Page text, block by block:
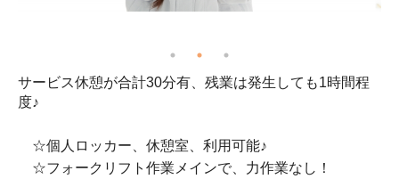
サービス休憩が合計30分有、残業は発生しても1時間程
度♪
☆個人ロッカー、休憩室、利用可能♪
☆フォークリフト作業メインで、力作業なし！